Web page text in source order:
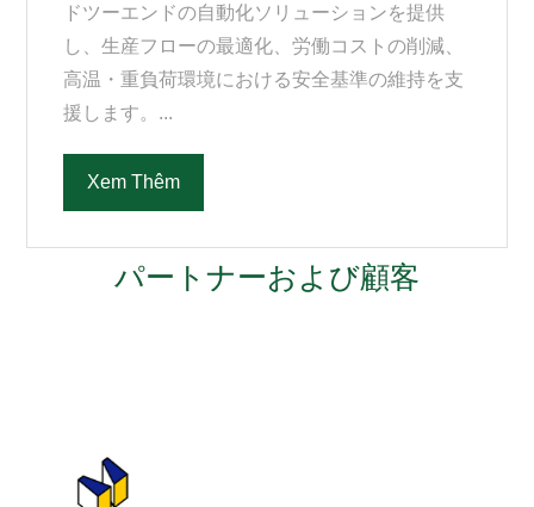
ドツーエンドの自動化ソリューションを提供
し、生産フローの最適化、労働コストの削減、
高温・重負荷環境における安全基準の維持を支
援します。...
Xem Thêm
パートナーおよび顧客